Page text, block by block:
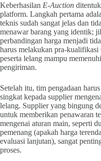
Keberhasilan E-Auction
platform. Langkah pertama
teknis sudah sangat jelas dan
menawar barang yang identik;
perbandingan harga menjadi
harus melakukan pra-kualifikasi
peserta lelang mampu
pengiriman.
Setelah itu, tim pengadaan
singkat kepada supplier
lelang. Supplier yang bingung
untuk memberikan penawaran
mengenai aturan main, seperti
pemenang (apakah harga
evaluasi lanjutan), sangat
proses.